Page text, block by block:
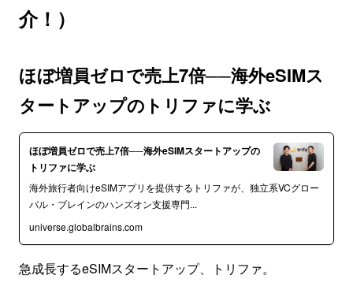
介！）
ほぼ増員ゼロで売上7倍──海外eSIMス
タートアップのトリファに学ぶ
ほぼ増員ゼロで売上7倍──海外eSIMスタートアップの
トリファに学ぶ
海外旅行者向けeSIMアプリを提供するトリファが、独立系VCグロー
バル・ブレインのハンズオン支援専門...
universe.globalbrains.com
急成長するeSIMスタートアップ、トリファ。